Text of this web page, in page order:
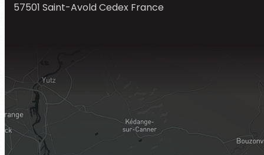
57501 Saint-Avold Cedex France